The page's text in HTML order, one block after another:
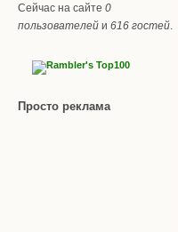
Сейчас на сайте 0
пользователей и 616 гостей
Просто реклама